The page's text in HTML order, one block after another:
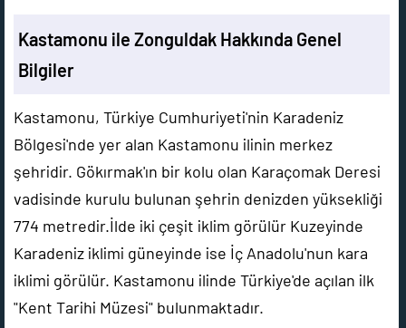
Kastamonu ile Zonguldak Hakkında Genel
Bilgiler
Kastamonu, Türkiye Cumhuriyeti'nin Karadeniz
Bölgesi'nde yer alan Kastamonu ilinin merkez
şehridir. Gökırmak'ın bir kolu olan Karaçomak Deresi
vadisinde kurulu bulunan şehrin denizden yüksekliği
774 metredir.İlde iki çeşit iklim görülür Kuzeyinde
Karadeniz iklimi güneyinde ise İç Anadolu'nun kara
iklimi görülür. Kastamonu ilinde Türkiye'de açılan ilk
"Kent Tarihi Müzesi" bulunmaktadır.